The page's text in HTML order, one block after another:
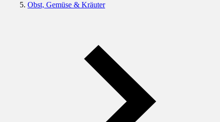
Obst, Gemüse & Kräuter